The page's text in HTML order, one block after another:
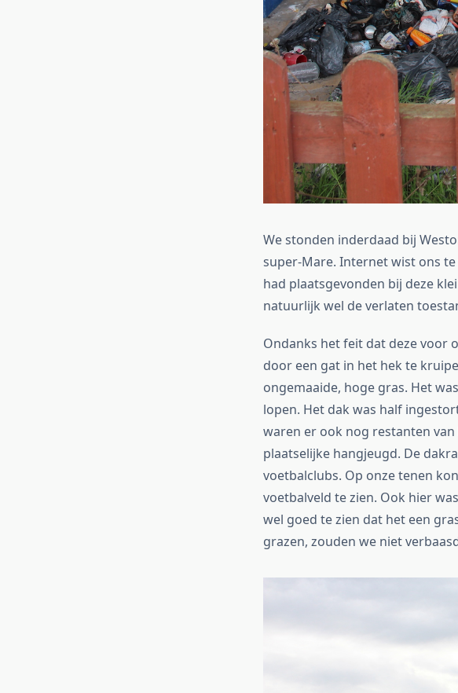
We stonden inderdaad bij
super-Mare. Internet wist ons
had plaatsgevonden bij deze
natuurlijk wel de verlaten
Ondanks het feit dat deze voor
door een gat in het hek te
ongemaaide, hoge gras. Het
lopen. Het dak was half
waren er ook nog restanten
plaatselijke hangjeugd. De
voetbalclubs. Op onze tenen
voetbalveld te zien. Ook hier
wel goed te zien dat het een
grazen, zouden we niet